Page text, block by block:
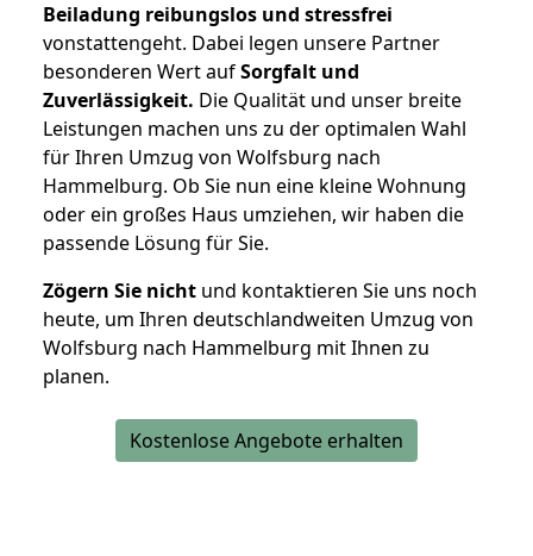
Beiladung reibungslos und stressfrei
vonstattengeht. Dabei legen unsere Partner
besonderen Wert aufSorgfalt und
Zuverlässigkeit. Die Qualität und unser breite
Leistungen machen uns zu der optimalen Wahl
für Ihren Umzug von Wolfsburg nach
Hammelburg. Ob Sie nun eine kleine Wohnung
oder ein großes Haus umziehen, wir haben die
passende Lösung für Sie.
Zögern Sie nicht und kontaktieren Sie uns noch
heute, um Ihren deutschlandweiten Umzug von
Wolfsburg nach Hammelburg mit Ihnen zu
planen.
Kostenlose Angebote erhalten